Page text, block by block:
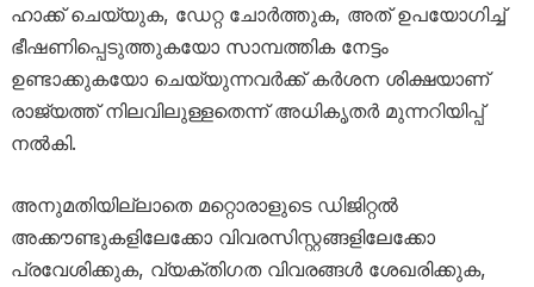
ഹാക്ക് ചെയ്യുക, ഡേറ്റ ചോർത്തുക, അത് ഉപയോഗിച്ച്
ഭീഷണിപ്പെടുത്തുകയോ സാമ്പത്തിക നേട്ടം
ഉണ്ടാക്കുകയോ ചെയ്യുന്നവർക്ക് കർശന ശിക്ഷയാണ്
രാജ്യത്ത് നിലവിലുള്ളതെന്ന് അധികൃതർ മുന്നറിയിപ്പ്
നൽകി.
അനുമതിയില്ലാതെ മറ്റൊരാളുടെ ഡിജിറ്റൽ
അക്കൗണ്ടുകളിലേക്കോ വിവരസിസ്റ്റങ്ങളിലേക്കോ
പ്രവേശിക്കുക, വ്യക്തിഗത വിവരങ്ങൾ ശേഖരിക്കുക,